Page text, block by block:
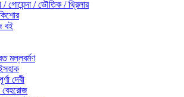
/ গোয়েন্দা / ভৌতিক / থ্রিলার
বই
মল্লবর্মণ
দেবী
বেহরোজ